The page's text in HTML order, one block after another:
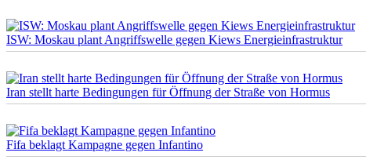
ISW: Moskau plant Angriffswelle gegen Kiews Energieinfrastruktur
Iran stellt harte Bedingungen für Öffnung der Straße von Hormus
Fifa beklagt Kampagne gegen Infantino